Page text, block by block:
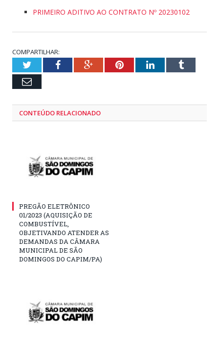
PRIMEIRO ADITIVO AO CONTRATO Nº 20230102
COMPARTILHAR:
TwitterFacebookGoogle+PinterestLinkedInTumblr
Email
CONTEÚDO RELACIONADO
PREGÃO ELETRÔNICO
01/2023 (AQUISIÇÃO DE
COMBUSTÍVEL,
OBJETIVANDO ATENDER AS
DEMANDAS DA CÂMARA
MUNICIPAL DE SÃO
DOMINGOS DO CAPIM/PA)